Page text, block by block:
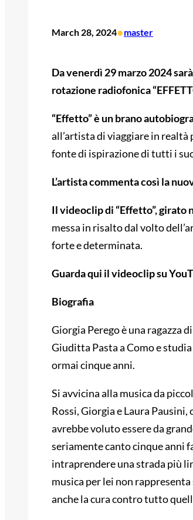
March 28, 2024•master
Da venerdì 29 marzo 2024
rotazione radiofonica
“Effetto” è un brano
all’artista di viaggiare in realtà
fonte di ispirazione di tutti i
L’artista commenta così la
Il videoclip di “Effetto”, girato
messa in risalto dal volto
forte e determinata.
Guarda qui il videoclip su
Biografia
Giorgia Perego è una ragazza
Giuditta Pasta a Como e
ormai cinque anni.
Si avvicina alla musica da
Rossi, Giorgia e Laura
avrebbe voluto essere da
seriamente canto cinque anni
intraprendere una strada più
musica per lei non
anche la cura contro tutto